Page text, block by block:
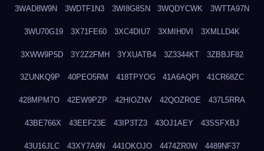
3WAD8W9N 3WDTF1N3 3WI8G8SN 3WQDYCWK 3WTTA97N
3WU70G19 3X71FE60 3XC4DIU7 3XMIH0VI 3XMLLD4K
3XWW9P5D 3Y2Z2FMH 3YXUATB4 3Z3344KT 3ZBBJF82
3ZUNKQ9P 40PEO5RM 418TPYOG 41A6AQPI 41CR68ZC
428MPM7O 42EW9PZP 42HIOZNV 42QOZROE 437L5RRA
43BE766X 43EEF23E 43IP3TZ3 43OJ1AEY 43SSFXBJ
43U16JLC 43XY7A9N 441OKOJO 4474ZR0W 4489NF37